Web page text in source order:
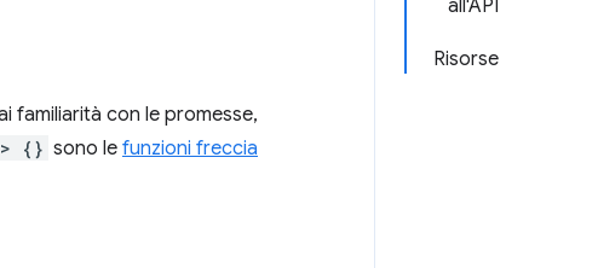
all'API
Risorse
familiarità con le promesse,
{} sono le funzioni freccia